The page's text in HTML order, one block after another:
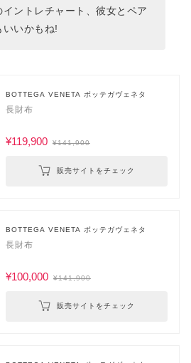
イントレチャート、彼女とペア
いいかもね!
BOTTEGA VENETA ボッテガヴェネタ
長財布
¥119,900 ¥141,900
販売サイトをチェック
BOTTEGA VENETA ボッテガヴェネタ
長財布
¥100,000 ¥141,900
販売サイトをチェック